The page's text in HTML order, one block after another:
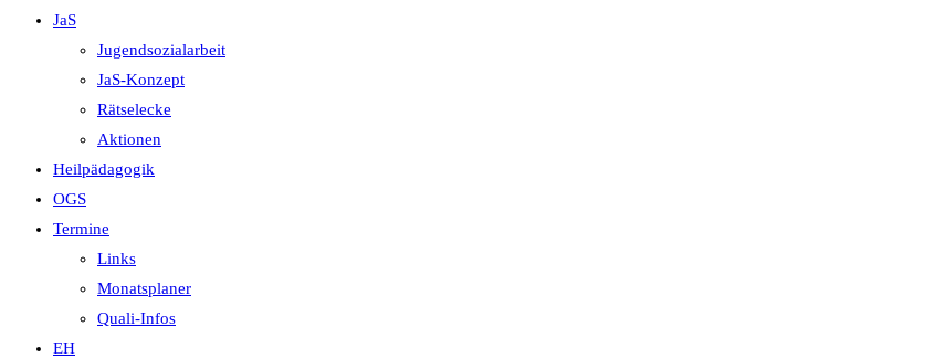
JaS
Jugendsozialarbeit
JaS-Konzept
Rätselecke
Aktionen
Heilpädagogik
OGS
Termine
Links
Monatsplaner
Quali-Infos
EH